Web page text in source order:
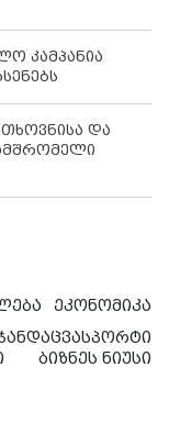
კამპანია
და
ეკონომიკა
სპორტი
ბიზნეს ნიუსი